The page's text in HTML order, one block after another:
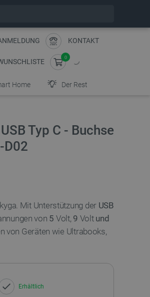
KONTAKT
0
Home Der Rest
Typ C - Buchse
D02
Mit Unterstützung der USB
von 5 Volt, 9 Voltund
von Geräten wie Ultrabooks,
Erhältlich